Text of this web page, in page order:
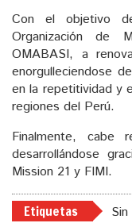
Con el objetivo
Organización de
OMABASI, a
enorgulleciendose
en la repetitividad y
regiones del Perú.
Finalmente, cabe
desarrollándose
Mission 21 y FIMI.
Etiquetas